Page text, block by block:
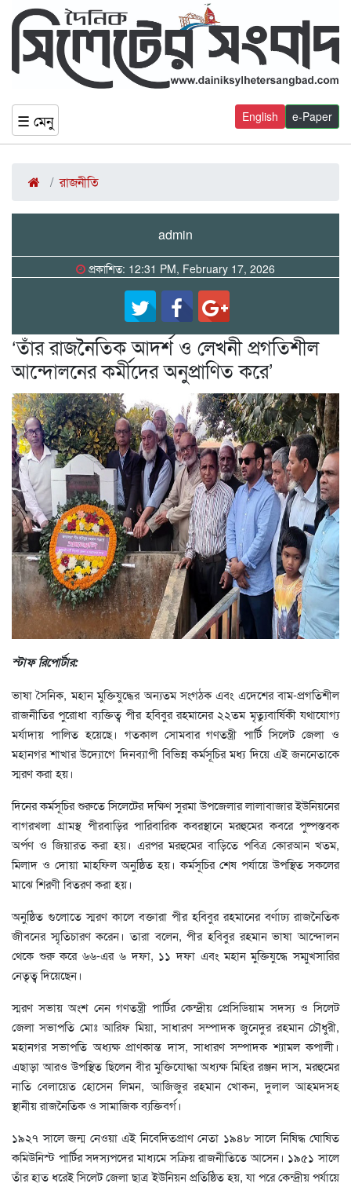
☰ মেনু e-Paper
English
রাজনীতি
admin
প্রকাশিত: 12:31 PM, February 17, 2026
‘তাঁর রাজনৈতিক আদর্শ ও লেখনী প্রগতিশীল
আন্দোলনের কর্মীদের অনুপ্রাণিত করে’
স্টাফ রিপোর্টার:
ভাষা সৈনিক, মহান মুক্তিযুদ্ধের অন্যতম সংগঠক এবং এদেশের বাম-প্রগতিশীল
রাজনীতির পুরোধা ব্যক্তিত্ব পীর হবিবুর রহমানের ২২তম মৃত্যুবার্ষিকী যথাযোগ্য
মর্যাদায় পালিত হয়েছে। গতকাল সোমবার গণতন্ত্রী পার্টি সিলেট জেলা ও
মহানগর শাখার উদ্যোগে দিনব্যাপী বিভিন্ন কর্মসূচির মধ্য দিয়ে এই জননেতাকে
স্মরণ করা হয়।
দিনের কর্মসূচির শুরুতে সিলেটের দক্ষিণ সুরমা উপজেলার লালাবাজার ইউনিয়নের
বাগরখলা গ্রামস্থ পীরবাড়ির পারিবারিক কবরস্থানে মরহুমের কবরে পুষ্পস্তবক
অর্পণ ও জিয়ারত করা হয়। এরপর মরহুমের বাড়িতে পবিত্র কোরআন খতম,
মিলাদ ও দোয়া মাহফিল অনুষ্ঠিত হয়। কর্মসূচির শেষ পর্যায়ে উপস্থিত সকলের
মাঝে শিরণী বিতরণ করা হয়।
অনুষ্ঠিত গুলোতে স্মরণ কালে বক্তারা পীর হবিবুর রহমানের বর্ণাঢ্য রাজনৈতিক
জীবনের স্মৃতিচারণ করেন। তারা বলেন, পীর হবিবুর রহমান ভাষা আন্দোলন
থেকে শুরু করে ৬৬-এর ৬ দফা, ১১ দফা এবং মহান মুক্তিযুদ্ধে সম্মুখসারির
নেতৃত্ব দিয়েছেন।
স্মরণ সভায় অংশ নেন গণতন্ত্রী পার্টির কেন্দ্রীয় প্রেসিডিয়াম সদস্য ও সিলেট
জেলা সভাপতি মোঃ আরিফ মিয়া, সাধারণ সম্পাদক জুনেদুর রহমান চৌধুরী,
মহানগর সভাপতি অধ্যক্ষ প্রাণকান্ত দাস, সাধারণ সম্পাদক শ্যামল কপালী।
এছাড়া আরও উপস্থিত ছিলেন বীর মুক্তিযোদ্ধা অধ্যক্ষ মিহির রঞ্জন দাস, মরহুমের
নাতি বেলায়েত হোসেন লিমন, আজিজুর রহমান খোকন, দুলাল আহমদসহ
স্থানীয় রাজনৈতিক ও সামাজিক ব্যক্তিবর্গ।
১৯২৭ সালে জন্ম নেওয়া এই নিবেদিতপ্রাণ নেতা ১৯৪৮ সালে নিষিদ্ধ ঘোষিত
কমিউনিস্ট পার্টির সদস্যপদের মাধ্যমে সক্রিয় রাজনীতিতে আসেন। ১৯৫১ সালে
তাঁর হাত ধরেই সিলেট জেলা ছাত্র ইউনিয়ন প্রতিষ্ঠিত হয়, যা পরে কেন্দ্রীয় পর্যায়ে